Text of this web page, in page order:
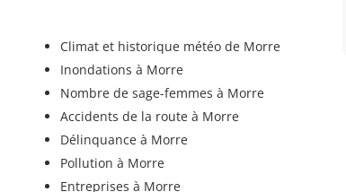
Climat et historique météo de Morre
Inondations à Morre
Nombre de sage-femmes à Morre
Accidents de la route à Morre
Délinquance à Morre
Pollution à Morre
Entreprises à Morre